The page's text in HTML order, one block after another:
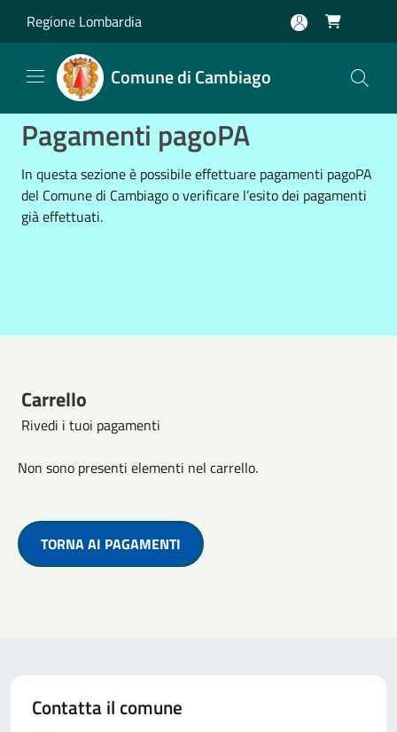
Regione Lombardia 
Comune di Cambiago
Pagamenti pagoPA
In questa sezione è possibile effettuare pagamenti pagoPA
del Comune di Cambiago o verificare l’esito dei pagamenti
già effettuati.
Carrello
Rivedi i tuoi pagamenti
Non sono presenti elementi nel carrello.
TORNA AI PAGAMENTI
Contatta il comune